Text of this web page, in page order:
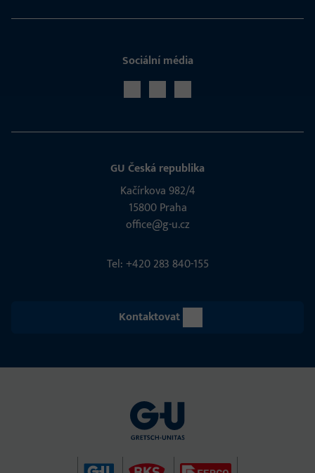
Sociální média
GU Česká republika
Kačírkova 982/4
15800 Praha
office@g-u.cz
Tel: +420 283 840-155
Kontaktovat